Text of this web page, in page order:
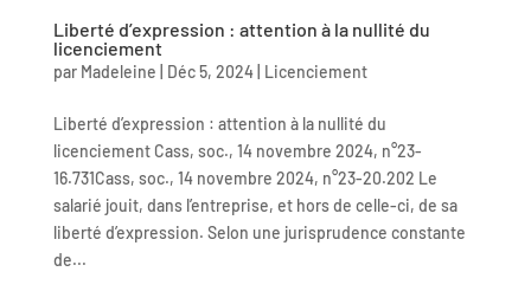
Liberté d’expression : attention à la nullité du
licenciement
par Madeleine Déc 5, 2024| Licenciement
Liberté d’expression : attention à la nullité du
licenciement Cass, soc., 14 novembre 2024, n°23-
16.731Cass, soc., 14 novembre 2024, n°23-20.202 Le
salarié jouit, dans l’entreprise, et hors de celle-ci, de sa
liberté d’expression. Selon une jurisprudence constante
de...